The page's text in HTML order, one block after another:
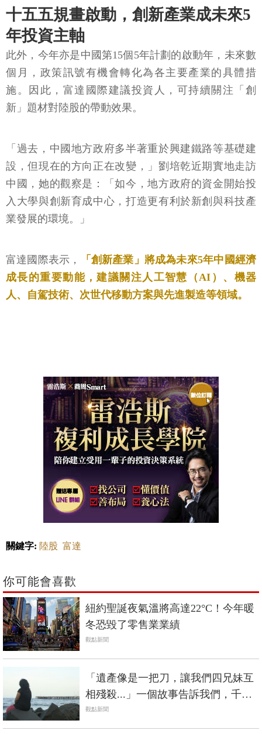
十五五規畫啟動，創新產業成未來5
年投資主軸
此外，今年亦是中國第15個5年計劃的啟動年，未來數
個月，政策訊號有機會轉化為各主要產業的具體措
施。因此，富達國際建議投資人，可持續關注「創
新」題材對陸股的帶動效果。
「過去，中國地方政府多半著重於興建鐵路等基礎建
設，但現在的方向正在改變，」劉培乾近期實地走訪
中國，她的觀察是：「如今，地方政府的資金開始投
入大學與創新育成中心，打造更有利於新創與科技產
業發展的環境。」
富達國際表示，
「創新產業」將成為未來5年中國經濟
成長的重要動能，建議關注人工智慧（AI）、機器
人、自駕技術、次世代移動方案與先進製造等領域。
關鍵字: 陸股 富達
你可能會喜歡
紐約聖誕夜氣溫將高達22°C！今年暖
冬恐毀了零售業業績
觀點新聞
「遺產像是一把刀，讓我們四兄妹互
相殘殺...」一個故事告訴我們，千萬
別留錢給孩子
觀點新聞